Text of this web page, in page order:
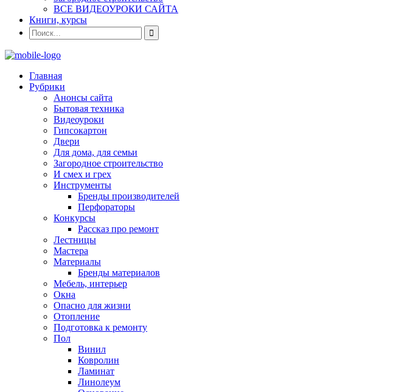
ВСЕ ВИДЕОУРОКИ САЙТА
Книги, курсы
Главная
Рубрики
Анонсы сайта
Бытовая техника
Видеоуроки
Гипсокартон
Двери
Для дома, для семьи
Загородное строительство
И смех и грех
Инструменты
Бренды производителей
Перфораторы
Конкурсы
Рассказ про ремонт
Лестницы
Мастера
Материалы
Бренды материалов
Мебель, интерьер
Окна
Опасно для жизни
Отопление
Подготовка к ремонту
Пол
Винил
Ковролин
Ламинат
Линолеум